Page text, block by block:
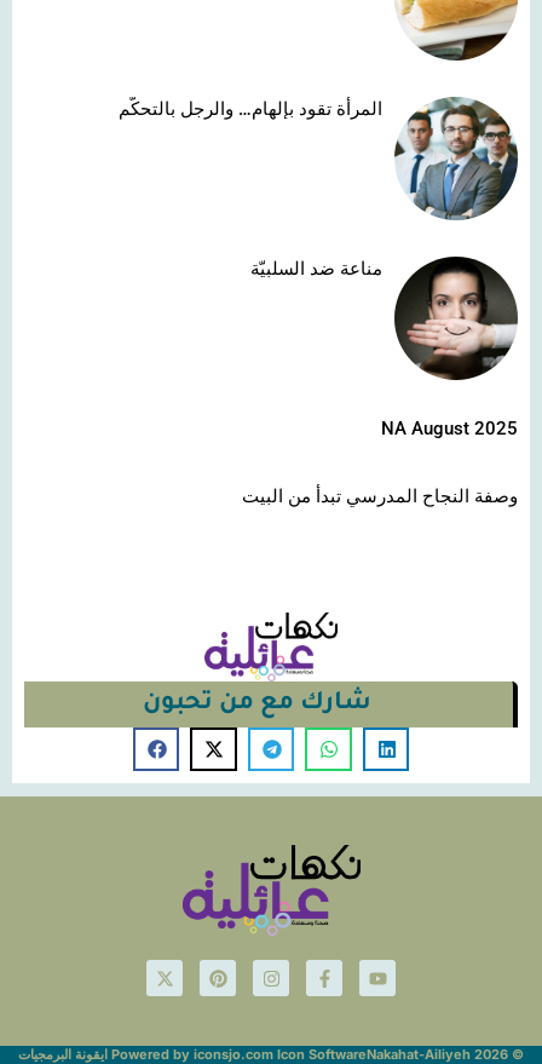
المرأة تقود بإلهام… والرجل بالتحكّم
مناعة ضد السلبيّة
NA August 2025
وصفة النجاح المدرسي تبدأ من البيت
شارك مع من تحبون
© Nakahat-Ailiyeh 2026 Powered by iconsjo.com Icon Software ايقونة البرمجيات